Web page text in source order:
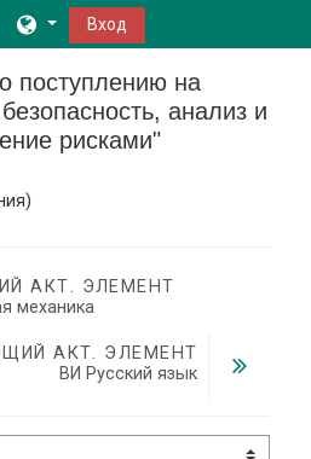
Вход
поступлению на
анализ и
рисками"
АКТ. ЭЛЕМЕНТ
механика
АКТ. ЭЛЕМЕНТ
ВИ Русский язык